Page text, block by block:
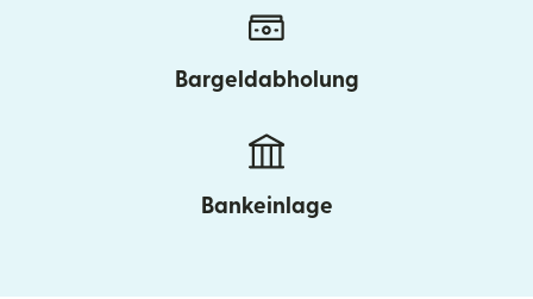
Bargeldabholung
Bankeinlage